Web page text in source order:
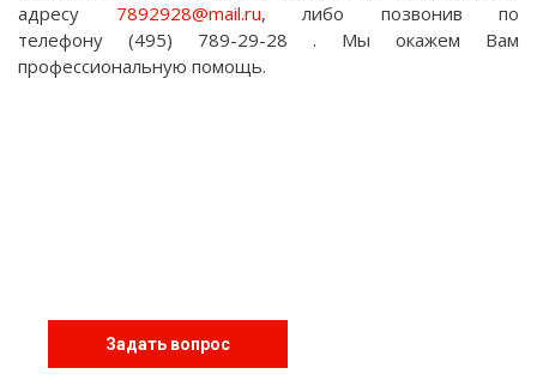
адресу 7892928@mail.ru, либо позвонив по
телефону (495) 789-29-28 . Мы окажем Вам
профессиональную помощь.
Задать вопрос